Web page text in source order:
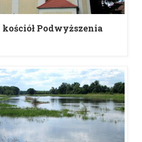
kościół Podwyższenia